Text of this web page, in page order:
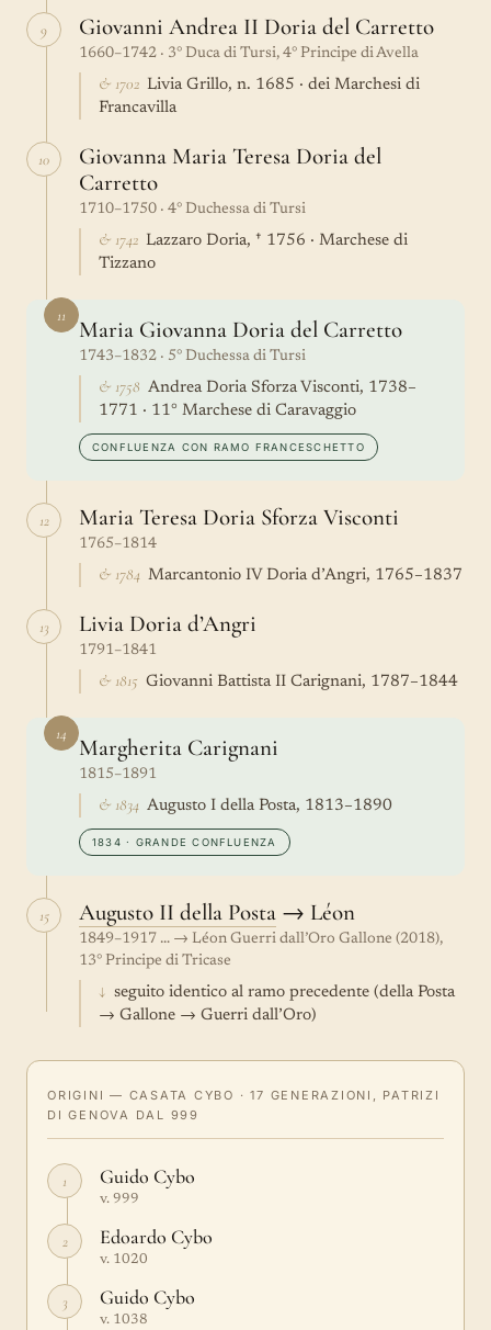
9 Giovanni Andrea II Doria del Carretto
1660–1742 · 3° Duca di Tursi, 4° Principe di Avella
& 1702 Livia Grillo, n. 1685 · dei Marchesi di
Francavilla
10
Giovanna Maria Teresa Doria del
Carretto
1710–1750 · 4° Duchessa di Tursi
& 1742 Lazzaro Doria, † 1756 · Marchese di
Tizzano
11
Maria Giovanna Doria del Carretto
1743–1832 · 5° Duchessa di Tursi
& 1758 Andrea Doria Sforza Visconti, 1738–
1771 · 11° Marchese di Caravaggio
CONFLUENZA CON RAMO FRANCESCHETTO
12 Maria Teresa Doria Sforza Visconti
1765–1814
& 1784 Marcantonio IV Doria d’Angri, 1765–1837
13 Livia Doria d’Angri
1791–1841
& 1815 Giovanni Battista II Carignani, 1787–1844
14
Margherita Carignani
1815–1891
& 1834 Augusto I della Posta, 1813–1890
1834 · GRANDE CONFLUENZA
15 Augusto II della Posta → Léon
1849–1917 … → Léon Guerri dall’Oro Gallone (2018),
13° Principe di Tricase
↓ seguito identico al ramo precedente (della Posta
→ Gallone → Guerri dall’Oro)
ORIGINI — CASATA CYBO · 17 GENERAZIONI, PATRIZI
DI GENOVA DAL 999
1 Guido Cybo
v. 999
2 Edoardo Cybo
v. 1020
3 Guido Cybo
v. 1038